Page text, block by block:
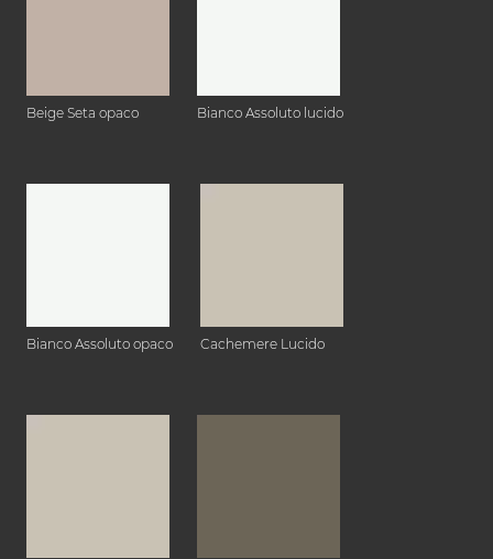
Beige Seta opaco Bianco Assoluto lucido
Bianco Assoluto opaco Cachemere Lucido